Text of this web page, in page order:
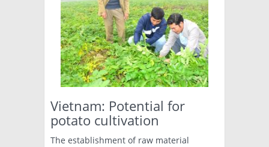
Vietnam: Potential for
potato cultivation
The establishment of raw material